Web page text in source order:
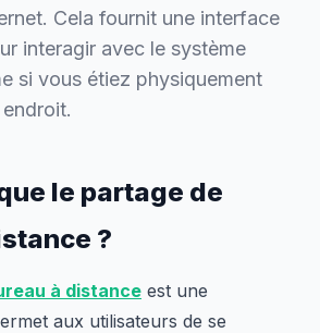
Cela fournit une interface
interagir avec le système
si vous étiez physiquement
le partage de
?
à distance est une
aux utilisateurs de se